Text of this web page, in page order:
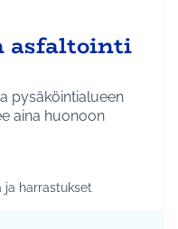
asfaltointi
pysäköintialueen
aina huonoon
Tuusulan kylät
teeman mukaan:
ja harrastukset